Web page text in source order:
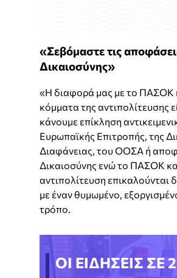
«Σεβόμαστε τις
Δικαιοσύνης»
«Η διαφορά μας με το ΠΑΣΟΚ
κόμματα της αντιπολίτευσης
κάνουμε επίκληση
Ευρωπαϊκής Επιτροπής, της
Διαφάνειας, του ΟΟΣΑ ή
Δικαιοσύνης ενώ το ΠΑΣΟΚ
αντιπολίτευση επικαλούνται
με έναν θυμωμένο,
τρόπο.
ΟΙ ΕΙΔΗΣΕΙΣ ΣΕ